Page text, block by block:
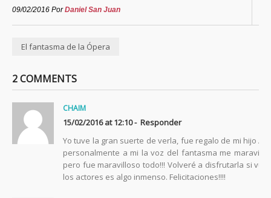
09/02/2016 PorDaniel San Juan
El fantasma de la Ópera
2 COMMENTS
CHAIM
15/02/2016 at 12:10 - Responder
Yo tuve la gran suerte de verla, fue regalo de mi hijo
personalmente a mi la voz del fantasma me
pero fue maravilloso todo!!! Volveré a disfrutarla si
los actores es algo inmenso. Felicitaciones!!!!